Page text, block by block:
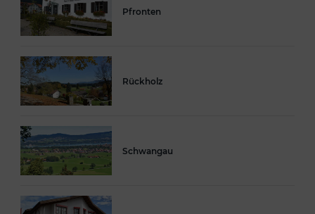
Pfronten
Rückholz
Schwangau